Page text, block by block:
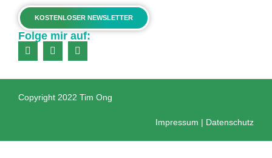
KOSTENLOSER NEWSLETTER
Folge mir auf:
Copyright 2022 Tim Ong
Impressum | Datenschutz